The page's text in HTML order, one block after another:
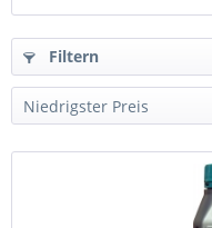
Filtern